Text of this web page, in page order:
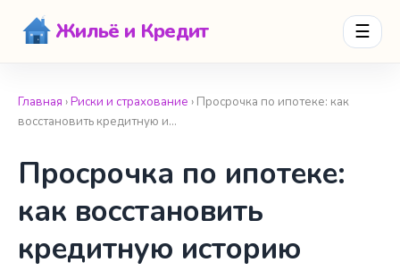
Жильё и Кредит ☰
Главная ›Риски и страхование › Просрочка по ипотеке: как
восстановить кредитную и…
Просрочка по ипотеке:
как восстановить
кредитную историю